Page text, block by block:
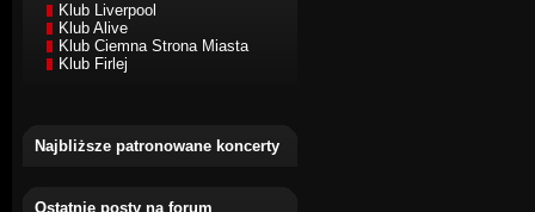
Klub Liverpool
Klub Alive
Klub Ciemna Strona Miasta
Klub Firlej
Najbliższe patronowane koncerty
Ostatnie posty na forum